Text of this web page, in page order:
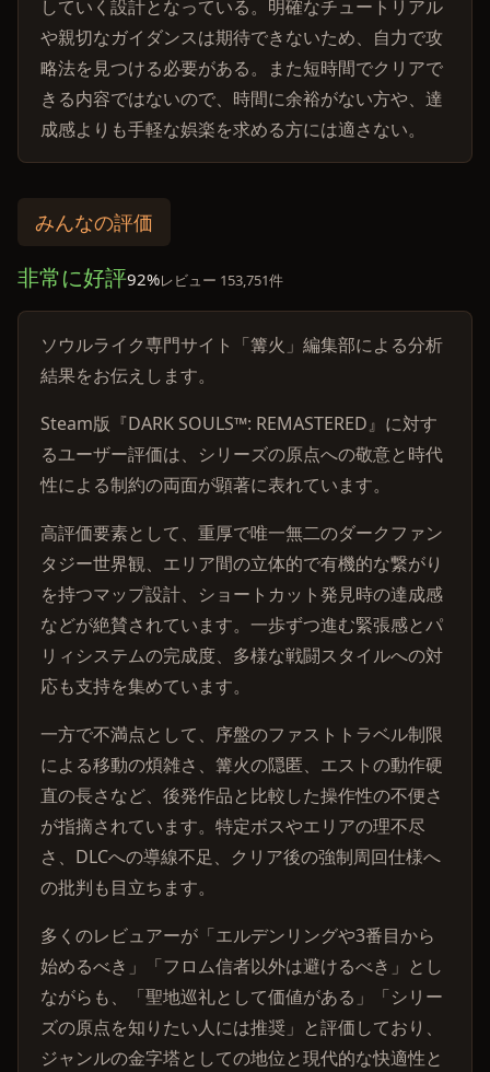
していく設計となっている。明確なチュートリアル
や親切なガイダンスは期待できないため、自力で攻
略法を見つける必要がある。また短時間でクリアで
きる内容ではないので、時間に余裕がない方や、達
成感よりも手軽な娯楽を求める方には適さない。
みんなの評価
非常に好評92%レビュー 153,751件
ソウルライク専門サイト「篝火」編集部による分析
結果をお伝えします。
Steam版『DARK SOULS™: REMASTERED』に対す
るユーザー評価は、シリーズの原点への敬意と時代
性による制約の両面が顕著に表れています。
高評価要素として、重厚で唯一無二のダークファン
タジー世界観、エリア間の立体的で有機的な繋がり
を持つマップ設計、ショートカット発見時の達成感
などが絶賛されています。一歩ずつ進む緊張感とパ
リィシステムの完成度、多様な戦闘スタイルへの対
応も支持を集めています。
一方で不満点として、序盤のファストトラベル制限
による移動の煩雑さ、篝火の隠匿、エストの動作硬
直の長さなど、後発作品と比較した操作性の不便さ
が指摘されています。特定ボスやエリアの理不尽
さ、DLCへの導線不足、クリア後の強制周回仕様へ
の批判も目立ちます。
多くのレビュアーが「エルデンリングや3番目から
始めるべき」「フロム信者以外は避けるべき」とし
ながらも、「聖地巡礼として価値がある」「シリー
ズの原点を知りたい人には推奨」と評価しており、
ジャンルの金字塔としての地位と現代的な快適性と